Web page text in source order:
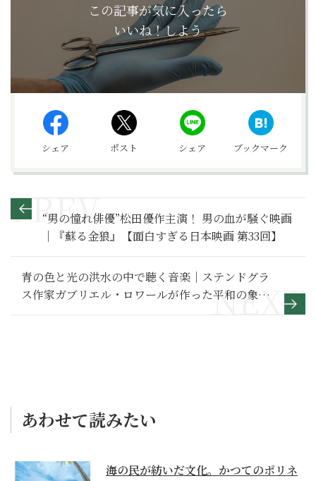
この記事が気に入ったら
いいね！しよう
シェア ポスト シェア ブックマーク
“男の憧れ俳優”松田優作主演！ 男の血が騒ぐ映画
｜『蘇る金狼』【面白すぎる日本映画 第33回】
青の色と光の洪水の中で聴く音楽｜ステンドグラ
ス作家ガブリエル・ロワールが作った平和の象
徴、青の教会（ベルリン）
あわせて読みたい
海の民が紡いだ文化。かつてのポリネ